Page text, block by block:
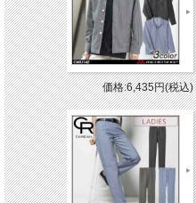
価格:6,435円(税込)